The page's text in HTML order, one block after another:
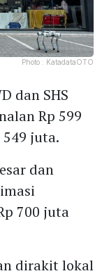
Photo : KatadataOTO
dan SHS
Rp 599
549 juta.
dan
700 juta
dirakit lokal